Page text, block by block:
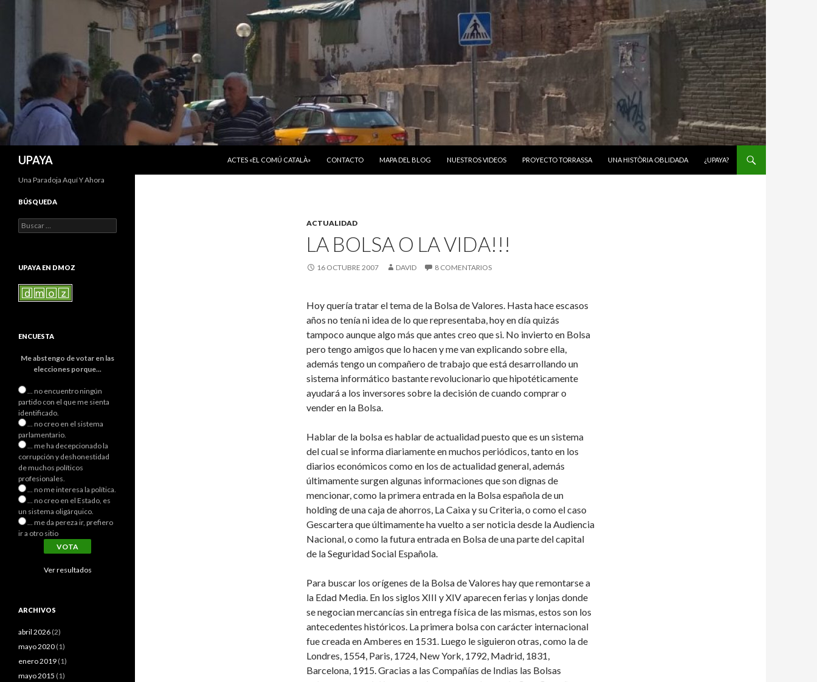
UPAYA
ACTES «EL COMÚ CATALÀ»
CONTACTO MAPA DEL BLOG NUESTROS VIDEOS PROYECTO TORRASSA UNA HISTÒRIA OBLIDADA ¿UPAYA?
ACTUALIDAD
LA BOLSA O LA VIDA!!!
16 OCTUBRE 2007 DAVID 8 COMENTARIOS
Hoy quería tratar el tema de la Bolsa de Valores. Hasta hace escasos
años no tenía ni idea de lo que representaba, hoy en día quizás
tampoco aunque algo más que antes creo que si. No invierto en Bolsa
pero tengo amigos que lo hacen y me van explicando sobre ella,
además tengo un compañero de trabajo que está desarrollando un
sistema informático bastante revolucionario que hipotéticamente
ayudará a los inversores sobre la decisión de cuando comprar o
vender en la Bolsa.
Hablar de la bolsa es hablar de actualidad puesto que es un sistema
del cual se informa diariamente en muchos periódicos, tanto en los
diarios económicos como en los de actualidad general, además
últimamente surgen algunas informaciones que son dignas de
mencionar, como la primera entrada en la Bolsa española de un
holding de una caja de ahorros, La Caixa y su Criteria, o como el caso
Gescartera que últimamente ha vuelto a ser noticia desde la Audiencia
Nacional, o como la futura entrada en Bolsa de una parte del capital
de la Seguridad Social Española.
Para buscar los orígenes de la Bolsa de Valores hay que remontarse a
la Edad Media. En los siglos XIII y XIV aparecen ferias y lonjas donde
se negocian mercancías sin entrega física de las mismas, estos son los
antecedentes históricos. La primera bolsa con carácter internacional
fue creada en Amberes en 1531. Luego le siguieron otras, como la de
Londres, 1554, Paris, 1724, New York, 1792, Madrid, 1831,
Barcelona, 1915. Gracias a las Compañías de Indias las Bolsas
Una Paradoja Aquí Y Ahora
BÚSQUEDA
Buscar:
UPAYA EN DMOZ
ENCUESTA
Me abstengo de votar en las
elecciones porque...
... no encuentro ningún
partido con el que me sienta
identificado.
... no creo en el sistema
parlamentario.
... me ha decepcionado la
corrupción y deshonestidad
de muchos políticos
profesionales.
... no me interesa la política.
... no creo en el Estado, es
un sistema oligárquico.
... me da pereza ir, prefiero
ir a otro sitio
Ver resultados
ARCHIVOS
abril 2026 (2)
mayo 2020 (1)
enero 2019 (1)
mayo 2015 (1)